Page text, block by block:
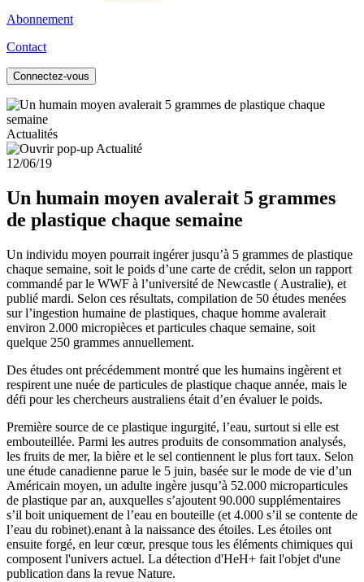
Abonnement
Contact
Connectez-vous
Actualités
12/06/19
Un humain moyen avalerait 5 grammes
de plastique chaque semaine
Un individu moyen pourrait ingérer jusqu’à 5 grammes de plastique
chaque semaine, soit le poids d’une carte de crédit, selon un rapport
commandé par le WWF à l’université de Newcastle ( Australie), et
publié mardi. Selon ces résultats, compilation de 50 études menées
sur l’ingestion humaine de plastiques, chaque homme avalerait
environ 2.000 micropièces et particules chaque semaine, soit
quelque 250 grammes annuellement.
Des études ont précédemment montré que les humains ingèrent et
respirent une nuée de particules de plastique chaque année, mais le
défi pour les chercheurs australiens était d’en évaluer le poids.
Première source de ce plastique ingurgité, l’eau, surtout si elle est
embouteillée. Parmi les autres produits de consommation analysés,
les fruits de mer, la bière et le sel contiennent le plus fort taux. Selon
une étude canadienne parue le 5 juin, basée sur le mode de vie d’un
Américain moyen, un adulte ingère jusqu’à 52.000 microparticules
de plastique par an, auxquelles s’ajoutent 90.000 supplémentaires
s’il boit uniquement de l’eau en bouteille (et 4.000 s’il se contente de
l’eau du robinet).enant à la naissance des étoiles. Les étoiles ont
ensuite forgé, en leur cœur, presque tous les éléments chimiques qui
composent l'univers actuel. La détection d'HeH+ fait l'objet d'une
publication dans la revue Nature.